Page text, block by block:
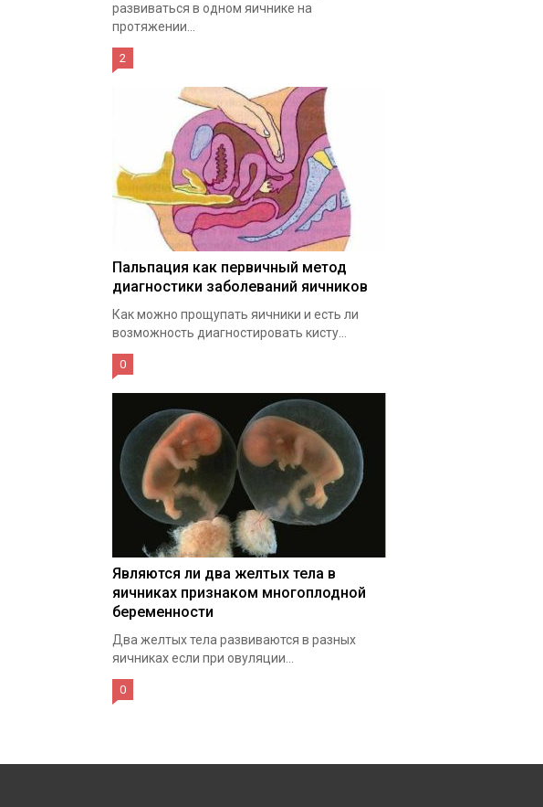
развиваться в одном яичнике на
протяжении...
2
Пальпация как первичный метод
диагностики заболеваний яичников
Как можно прощупать яичники и есть ли
возможность диагностировать кисту...
0
Являются ли два желтых тела в
яичниках признаком многоплодной
беременности
Два желтых тела развиваются в разных
яичниках если при овуляции...
0